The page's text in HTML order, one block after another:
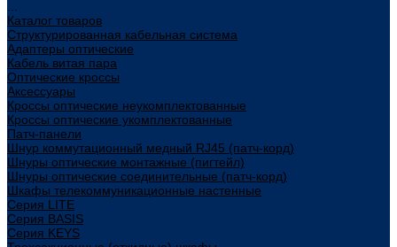
Каталог товаров
Структурированная кабельная система
Адаптеры оптические
Кабель витая пара
Оптические кроссы
Аксессуары
Кроссы оптические неукомплектованные
Кроссы оптические укомплектованные
Патч-панели
Шнур коммутационный медный RJ45 (патч-корд)
Шнуры оптические монтажные (пигтейл)
Шнуры оптические соединительные (патч-корд)
Шкафы телекоммуникационные настенные
Cерия LITE
Cерия BASIS
Cерия KEYS